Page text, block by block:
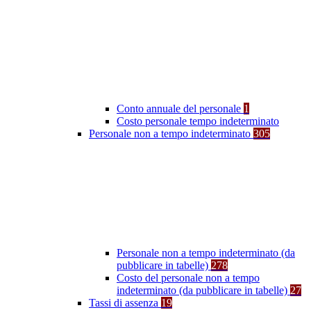
Conto annuale del personale 1
Costo personale tempo indeterminato
Personale non a tempo indeterminato 305
Personale non a tempo indeterminato (da
pubblicare in tabelle) 278
Costo del personale non a tempo
indeterminato (da pubblicare in tabelle) 27
Tassi di assenza 19